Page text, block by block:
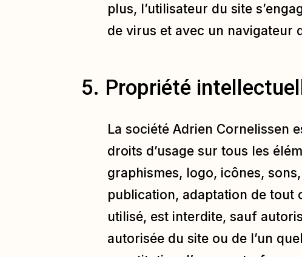
plus, l’utilisateur du site
de virus et avec un navigateur
5. Propriété
La société Adrien Cornelissen
droits d’usage sur tous les
graphismes, logo, icônes,
publication, adaptation de tout
utilisé, est interdite, sauf
autorisée du site ou de l’un